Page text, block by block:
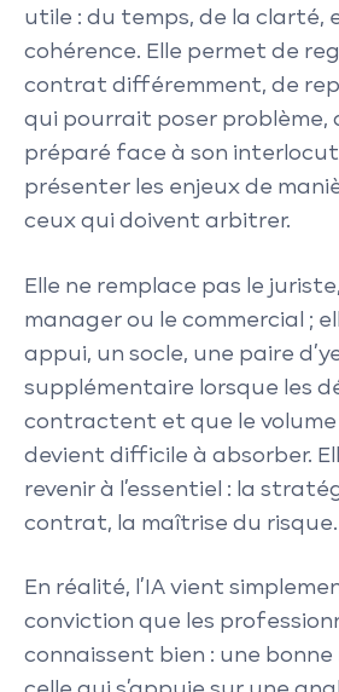
utile : du temps, de la clarté,
cohérence. Elle permet de
contrat différemment, de
qui pourrait poser problème,
préparé face à son
présenter les enjeux de
ceux qui doivent arbitrer.
Elle ne remplace pas le
manager ou le commercial ;
appui, un socle, une paire
supplémentaire lorsque les
contractent et que le volume
devient difficile à absorber.
revenir à l’essentiel : la
contrat, la maîtrise du risque.
En réalité, l’IA vient
conviction que les
connaissent bien : une